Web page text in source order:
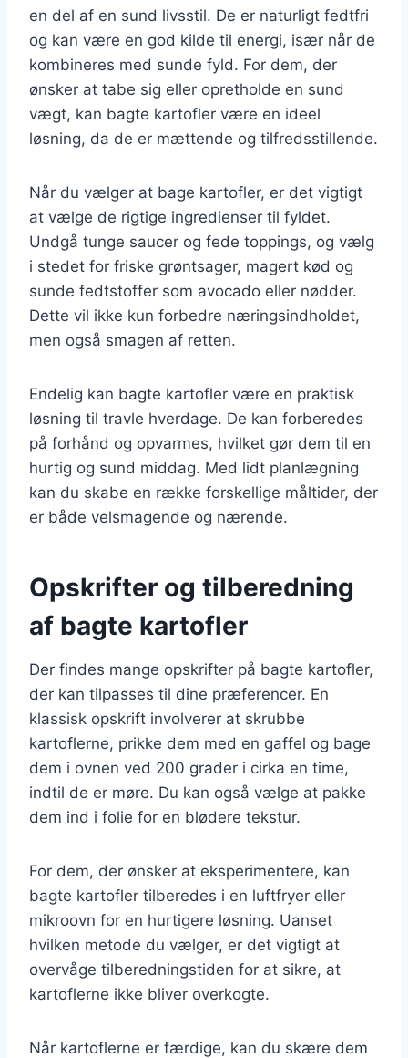
en del af en sund livsstil. De er naturligt fedtfri
og kan være en god kilde til energi, især når de
kombineres med sunde fyld. For dem, der
ønsker at tabe sig eller opretholde en sund
vægt, kan bagte kartofler være en ideel
løsning, da de er mættende og tilfredsstillende.
Når du vælger at bage kartofler, er det vigtigt
at vælge de rigtige ingredienser til fyldet.
Undgå tunge saucer og fede toppings, og vælg
i stedet for friske grøntsager, magert kød og
sunde fedtstoffer som avocado eller nødder.
Dette vil ikke kun forbedre næringsindholdet,
men også smagen af retten.
Endelig kan bagte kartofler være en praktisk
løsning til travle hverdage. De kan forberedes
på forhånd og opvarmes, hvilket gør dem til en
hurtig og sund middag. Med lidt planlægning
kan du skabe en række forskellige måltider, der
er både velsmagende og nærende.
Opskrifter og tilberedning
af bagte kartofler
Der findes mange opskrifter på bagte kartofler,
der kan tilpasses til dine præferencer. En
klassisk opskrift involverer at skrubbe
kartoflerne, prikke dem med en gaffel og bage
dem i ovnen ved 200 grader i cirka en time,
indtil de er møre. Du kan også vælge at pakke
dem ind i folie for en blødere tekstur.
For dem, der ønsker at eksperimentere, kan
bagte kartofler tilberedes i en luftfryer eller
mikroovn for en hurtigere løsning. Uanset
hvilken metode du vælger, er det vigtigt at
overvåge tilberedningstiden for at sikre, at
kartoflerne ikke bliver overkogte.
Når kartoflerne er færdige, kan du skære dem